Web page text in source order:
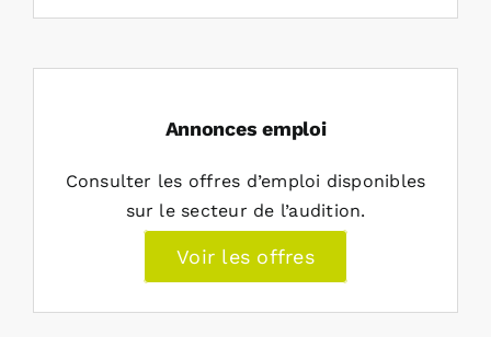
Annonces emploi
Consulter les offres d’emploi disponibles
sur le secteur de l’audition.
Voir les offres